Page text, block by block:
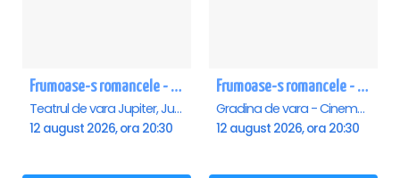
Frumoase-s romancele - Jupiter
Teatrul de vara Jupiter, Jupiter
12 august 2026, ora 20:30
Frumoase-s romancele - Saturn
Gradina de vara - Cinema Saturn, Saturn
12 august 2026, ora 20:30